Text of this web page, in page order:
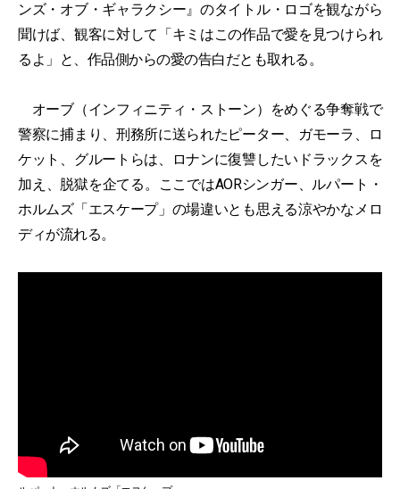
ンズ・オブ・ギャラクシー』のタイトル・ロゴを観ながら
聞けば、観客に対して「キミはこの作品で愛を見つけられ
るよ」と、作品側からの愛の告白だとも取れる。
オーブ（インフィニティ・ストーン）をめぐる争奪戦で
警察に捕まり、刑務所に送られたピーター、ガモーラ、ロ
ケット、グルートらは、ロナンに復讐したいドラックスを
加え、脱獄を企てる。ここではAORシンガー、ルパート・
ホルムズ「エスケープ」の場違いとも思える涼やかなメロ
ディが流れる。